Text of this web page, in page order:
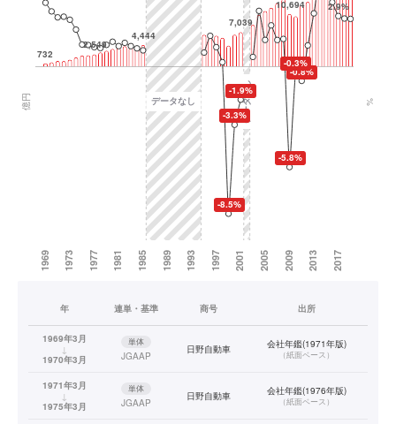
年 連単・基準 商号 出所
1969年3月
↓
1970年3月
単体
JGAAP
日野自動車 会社年鑑(1971年版)
（紙面ベース）
1971年3月
↓
1975年3月
単体
JGAAP
日野自動車 会社年鑑(1976年版)
（紙面ベース）